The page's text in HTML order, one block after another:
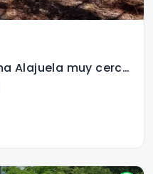
Lote en venta La Guacima Alajuela muy cerca Automercado